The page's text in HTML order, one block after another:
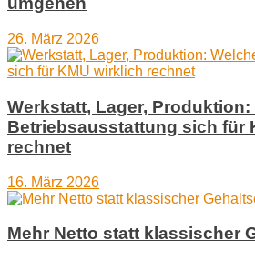
26. März 2026
Werkstatt, Lager, Produktion:
Betriebsausstattung sich für
rechnet
16. März 2026
Mehr Netto statt klassischer